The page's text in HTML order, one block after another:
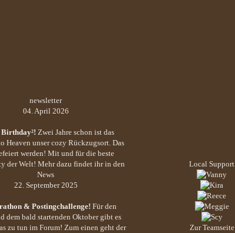
newsletter
04. April 2026
Zwei Jahre schon ist das
Heaven unser cozy Rückzugsort. Das
werden! Mit und für die beste
der Welt! Mehr dazu findet ihr in den
News
22. September 2025
& Postingchallenge! Für den
dem bald startenden Oktober gibt es
zu tun im Forum! Zum einen geht der
Local Support
Zur Teamseite